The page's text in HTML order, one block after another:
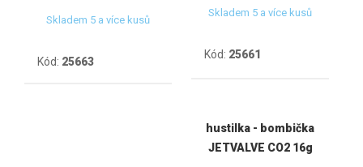
Skladem 5 a více kusů
Kód: 25663
Skladem 5 a více kusů
Kód: 25661
hustilka - bombička
JETVALVE CO2 16g